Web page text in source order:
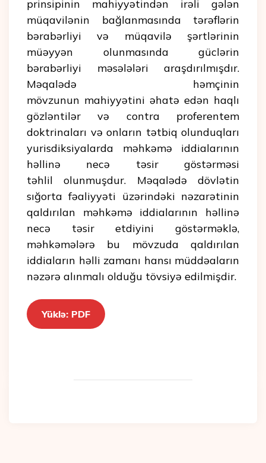
prinsipinin mahiyyətindən irəli gələn
müqavilənin bağlanmasında tərəflərin
bərabərliyi və müqavilə şərtlərinin
müəyyən olunmasında güclərin
bərabərliyi məsələləri araşdırılmışdır.
Məqalədə həmçinin
mövzunun mahiyyətini əhatə edən haqlı
gözləntilər və contra proferentem
doktrinaları və onların tətbiq olunduqları
yurisdiksiyalarda məhkəmə iddialarının
həllinə necə təsir göstərməsi
təhlil olunmuşdur. Məqalədə dövlətin
sığorta fəaliyyəti üzərindəki nəzarətinin
qaldırılan məhkəmə iddialarının həllinə
necə təsir etdiyini göstərməklə,
məhkəmələrə bu mövzuda qaldırılan
iddiaların həlli zamanı hansı müddəaların
nəzərə alınmalı olduğu tövsiyə edilmişdir.
Yüklə: PDF